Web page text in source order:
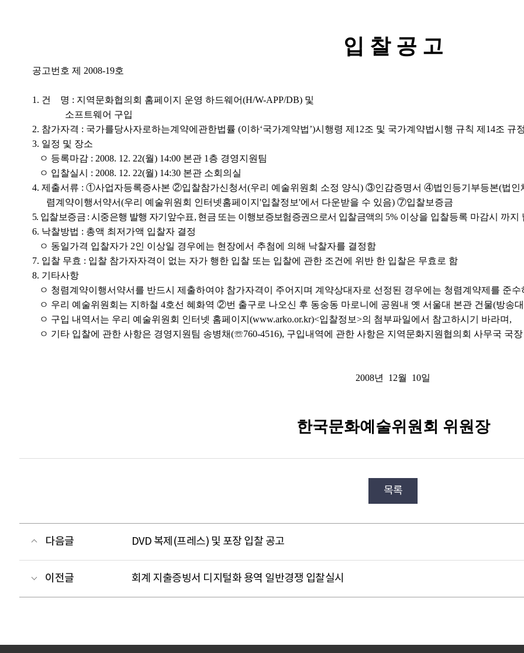
입 찰 공 고
공고번호 제 2008-19호
1. 건 명 : 지역문화협의회 홈페이지 운영 하드웨어(H/W-APP/DB) 및
소프트웨어 구입
2. 참가자격 : 국가를당사자로하는계약에관한법률 (이하‘국가계약법’)시행령 제12조 및 국가계약법시행 규칙 제14조 규
3. 일정 및 장소
ㅇ 등록마감 : 2008. 12. 22(월) 14:00 본관 1층 경영지원팀
ㅇ 입찰실시 : 2008. 12. 22(월) 14:30 본관 소회의실
4. 제출서류 : ①사업자등록증사본 ②입찰참가신청서(우리 예술위원회 소정 양식) ③인감증명서 ④법인등기부등본(법
렴계약이행서약서(우리 예술위원회 인터넷홈페이지'입찰정보'에서 다운받을 수 있음) ⑦입찰보증금
5. 입찰보증금 : 시중은행 발행 자기앞수표, 현금 또는 이행보증보험증권으로서 입찰금액의 5% 이상을 입찰등록 마감시 까지
6. 낙찰방법 : 총액 최저가액 입찰자 결정
ㅇ 동일가격 입찰자가 2인 이상일 경우에는 현장에서 추첨에 의해 낙찰자를 결정함
7. 입찰 무효 : 입찰 참가자자격이 없는 자가 행한 입찰 또는 입찰에 관한 조건에 위반 한 입찰은 무효로 함
8. 기타사항
ㅇ 청렴계약이행서약서를 반드시 제출하여야 참가자격이 주어지며 계약상대자로 선정된 경우에는 청렴계약제를 준수
ㅇ 우리 예술위원회는 지하철 4호선 혜화역 ②번 출구로 나오신 후 동숭동 마로니에 공원내 옛 서울대 본관 건물(방송
ㅇ 구입 내역서는 우리 예술위원회 인터넷 홈페이지(www.arko.or.kr)<입찰정보>의 첨부파일에서 참고하시기 바라며,
ㅇ 기타 입찰에 관한 사항은 경영지원팀 송병채(☏760-4516), 구입내역에 관한 사항은 지역문화지원협의회 사무국 국
2008년 12월 10일
한국문화예술위원회 위원장
목록
다음글 DVD 복제(프레스) 및 포장 입찰 공고
이전글 회계 지출증빙서 디지털화 용역 일반경쟁 입찰실시